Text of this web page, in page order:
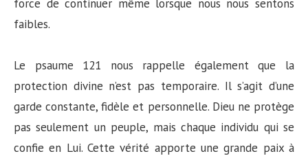
force de continuer même lorsque nous nous sentons
faibles.
Le psaume 121 nous rappelle également que la
protection divine n’est pas temporaire. Il s’agit d’une
garde constante, fidèle et personnelle. Dieu ne protège
pas seulement un peuple, mais chaque individu qui se
confie en Lui. Cette vérité apporte une grande paix à